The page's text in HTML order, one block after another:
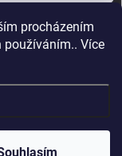
procházením
Více
osobních údajů
práva vyhrazena.